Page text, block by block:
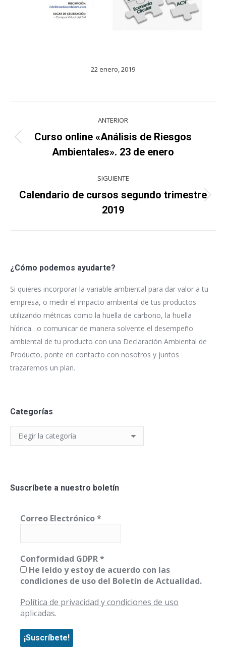
22 enero, 2019
entre
proyectos
ANTERIOR
Proyecto
anterior
Curso online «Análisis de Riesgos
Ambientales». 23 de enero
SIGUIENTE
Proyecto
siguiente
Calendario de cursos segundo trimestre
2019
¿Cómo podemos ayudarte?
Si quieres incorporar la variable ambiental para dar valor a tu
empresa, o medir el impacto ambiental de tus productos
utilizando métricas como la huella de carbono, la huella
hídrica…o comunicar de manera solvente el desempeño
ambiental de tu producto con una Declaración Ambiental de
Producto, ponte en contacto con nosotros y juntos
trazaremos un plan.
Categorías
Categorías
Suscríbete a nuestro boletín
Correo Electrónico*
Conformidad GDPR*
He leído y estoy de acuerdo con las
condiciones de uso del Boletín de Actualidad.
Política de privacidad y condiciones de uso
aplicadas.